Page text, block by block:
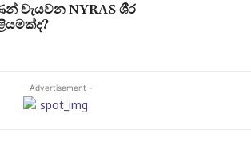
වැයවන NYRAS ශී‍්‍ර
- Advertisement -